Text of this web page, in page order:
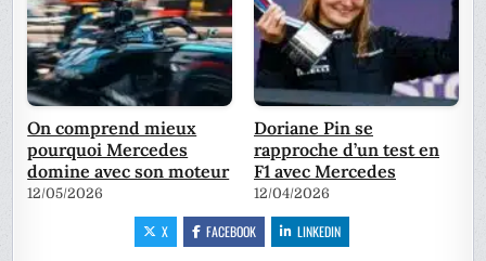
On comprend mieux
pourquoi Mercedes
domine avec son moteur
12/05/2026
Doriane Pin se
rapproche d’un test en
F1 avec Mercedes
12/04/2026
X FACEBOOK LINKEDIN